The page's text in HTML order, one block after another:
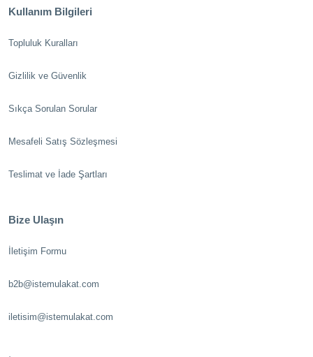
Kullanım Bilgileri
Topluluk Kuralları
Gizlilik ve Güvenlik
Sıkça Sorulan Sorular
Mesafeli Satış Sözleşmesi
Teslimat ve İade Şartları
Bize Ulaşın
İletişim Formu
b2b@istemulakat.com
iletisim@istemulakat.com